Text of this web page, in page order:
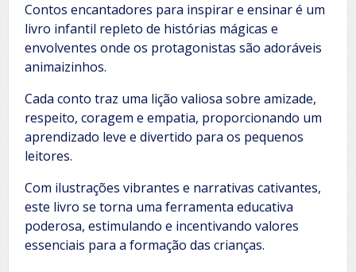
Contos encantadores para inspirar e ensinar é um
livro infantil repleto de histórias mágicas e
envolventes onde os protagonistas são adoráveis
animaizinhos.
Cada conto traz uma lição valiosa sobre amizade,
respeito, coragem e empatia, proporcionando um
aprendizado leve e divertido para os pequenos
leitores.
Com ilustrações vibrantes e narrativas cativantes,
este livro se torna uma ferramenta educativa
poderosa, estimulando e incentivando valores
essenciais para a formação das crianças.